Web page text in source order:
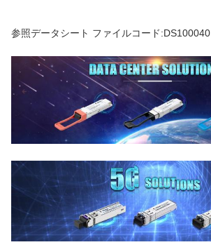
参照データシート ファイルコード:DS100040